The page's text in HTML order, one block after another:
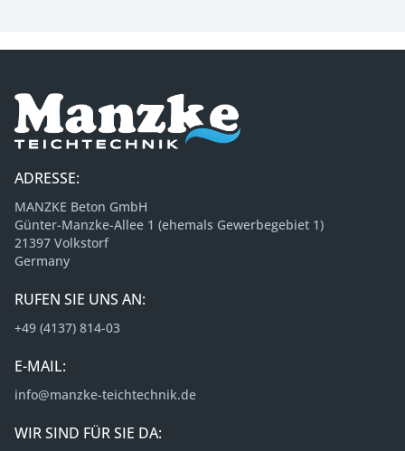
ADRESSE:
MANZKE Beton GmbH
Günter-Manzke-Allee 1 (ehemals Gewerbegebiet 1)
21397 Volkstorf
Germany
RUFEN SIE UNS AN:
+49 (4137) 814-03
E-MAIL:
info@manzke-teichtechnik.de
WIR SIND FÜR SIE DA: